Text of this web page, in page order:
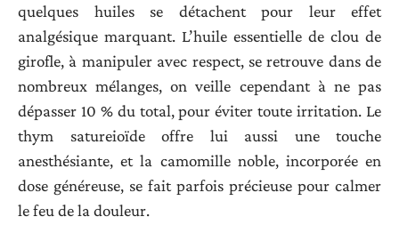
quelques huiles se détachent pour leur effet
analgésique marquant. L’huile essentielle de clou de
girofle, à manipuler avec respect, se retrouve dans de
nombreux mélanges, on veille cependant à ne pas
dépasser 10 % du total, pour éviter toute irritation. Le
thym satureioïde offre lui aussi une touche
anesthésiante, et la camomille noble, incorporée en
dose généreuse, se fait parfois précieuse pour calmer
le feu de la douleur.